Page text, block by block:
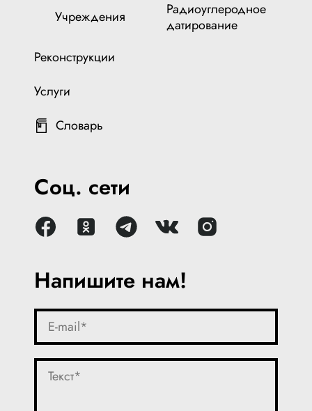
Напишите нам!
Учреждения
Реконструкции
Услуги
Словарь
Радиоуглеродное
датирование
Соц. сети